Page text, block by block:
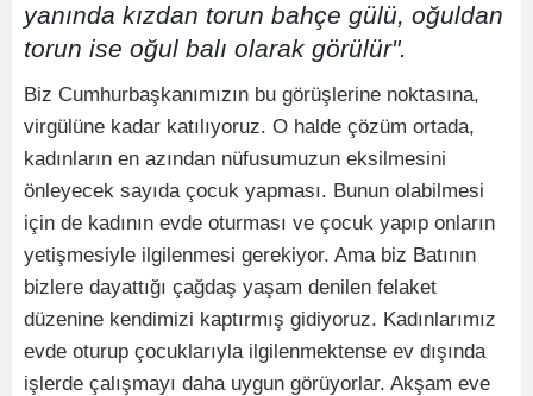
yanında kızdan torun bahçe gülü, oğuldan
torun ise oğul balı olarak görülür".
Biz Cumhurbaşkanımızın bu görüşlerine noktasına,
virgülüne kadar katılıyoruz. O halde çözüm ortada,
kadınların en azından nüfusumuzun eksilmesini
önleyecek sayıda çocuk yapması. Bunun olabilmesi
için de kadının evde oturması ve çocuk yapıp onların
yetişmesiyle ilgilenmesi gerekiyor. Ama biz Batının
bizlere dayattığı çağdaş yaşam denilen felaket
düzenine kendimizi kaptırmış gidiyoruz. Kadınlarımız
evde oturup çocuklarıyla ilgilenmektense ev dışında
işlerde çalışmayı daha uygun görüyorlar. Akşam eve